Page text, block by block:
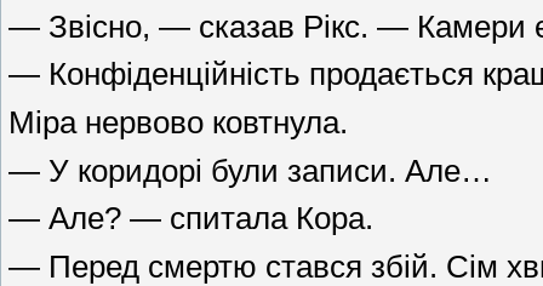
— Звісно, — сказав Рікс. — Камери
— Конфіденційність продається
Міра нервово ковтнула.
— У коридорі були записи. Але…
— Але? — спитала Кора.
— Перед смертю стався збій. Сім